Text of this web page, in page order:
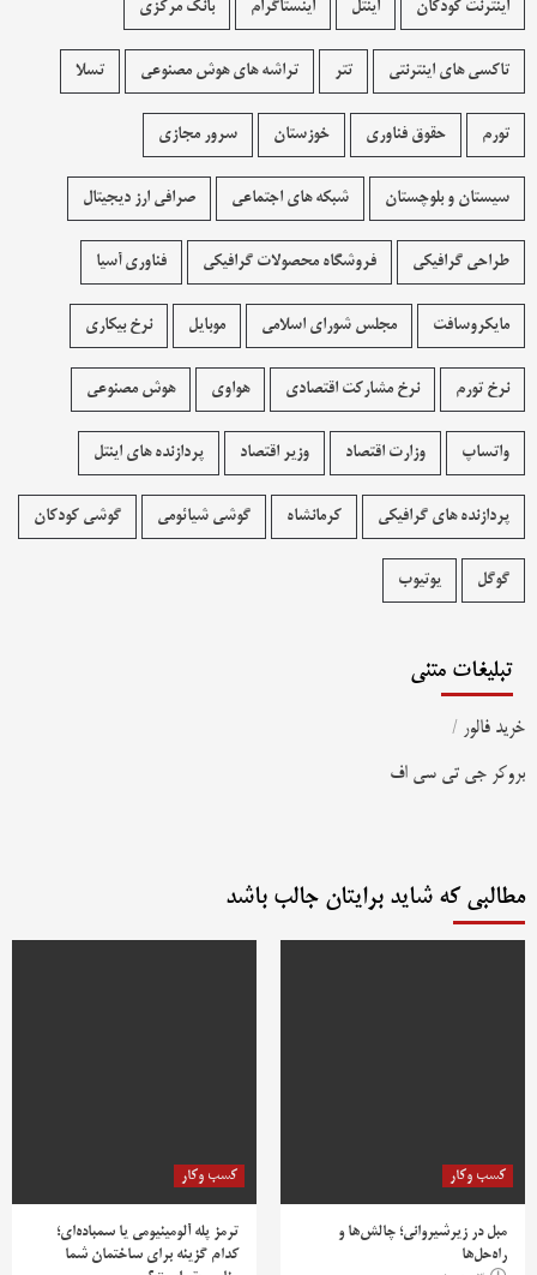
اینترنت کودکان اینتل اینستاگرام بانک مرکزی
تاکسی های اینترنتی تتر تراشه های هوش مصنوعی تسلا
تورم حقوق فناوری خوزستان سرور مجازی
سیستان و بلوچستان شبکه های اجتماعی صرافی ارز دیجیتال
طراحی گرافیکی فروشگاه محصولات گرافيکی فناوری آسیا
مایکروسافت مجلس شورای اسلامی موبایل نرخ بیکاری
نرخ تورم نرخ مشارکت اقتصادی هواوی هوش مصنوعی
واتساپ وزارت اقتصاد وزیر اقتصاد پردازنده های اینتل
پردازنده های گرافیکی کرمانشاه گوشی شیائومی گوشی کودکان
گوگل یوتیوب
تبلیغات متنی
خرید فالور /
بروکر جی تی سی اف
مطالبی که شاید برایتان جالب باشد
کسب وکار
مبل در زیرشیروانی؛ چالش‌ها و
راه‌حل‌ها
کسب وکار
ترمز پله آلومینیومی یا سمباده‌ای؛
کدام گزینه برای ساختمان شما